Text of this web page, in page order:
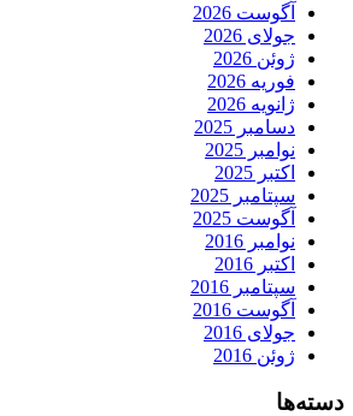
آگوست 2026
جولای 2026
ژوئن 2026
فوریه 2026
ژانویه 2026
دسامبر 2025
نوامبر 2025
اکتبر 2025
سپتامبر 2025
آگوست 2025
نوامبر 2016
اکتبر 2016
سپتامبر 2016
آگوست 2016
جولای 2016
ژوئن 2016
دسته‌ها